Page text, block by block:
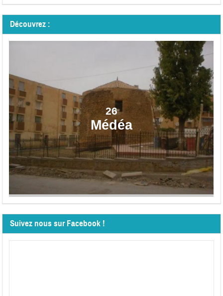
Découvrez :
26
Médéa
Suivez nous sur Facebook !